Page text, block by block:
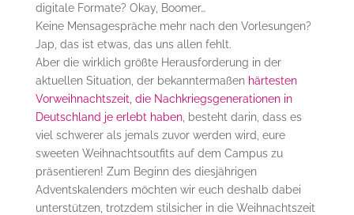
digitale Formate? Okay, Boomer…
Keine Mensagespräche mehr nach den Vorlesungen?
Jap, das ist etwas, das uns allen fehlt.
Aber die wirklich größte Herausforderung in der
aktuellen Situation, der bekanntermaßen härtesten
Vorweihnachtszeit, die Nachkriegsgenerationen in
Deutschland je erlebt haben, besteht darin, dass es
viel schwerer als jemals zuvor werden wird, eure
sweeten Weihnachtsoutfits auf dem Campus zu
präsentieren! Zum Beginn des diesjährigen
Adventskalenders möchten wir euch deshalb dabei
unterstützen, trotzdem stilsicher in die Weihnachtszeit